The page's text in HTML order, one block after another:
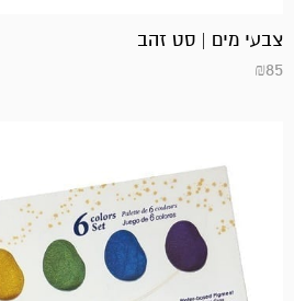
צבעי מים | סט זהב
₪85